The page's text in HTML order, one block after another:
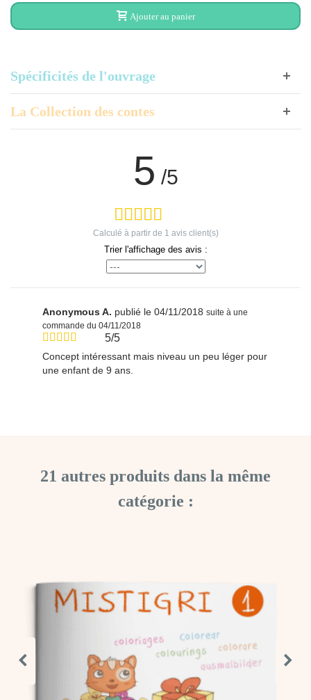
Ajouter au panier
Spécificités de l'ouvrage
La Collection des contes
5 /5
Calculé à partir de 1 avis client(s)
Trier l'affichage des avis :
Anonymous A. publié le 04/11/2018 suite à une
commande du 04/11/2018
5/5
Concept intéressant mais niveau un peu léger pour
une enfant de 9 ans.
21 autres produits dans la même
catégorie :